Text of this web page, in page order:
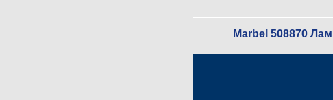
Marbel 508870